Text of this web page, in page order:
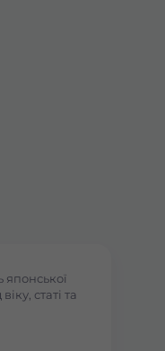
японської
статі та